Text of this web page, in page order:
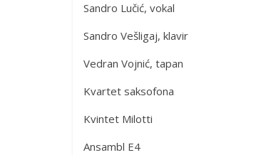
Sandro Lučić, vokal
Sandro Vešligaj, klavir
Vedran Vojnić, tapan
Kvartet saksofona
Kvintet Milotti
Ansambl E4